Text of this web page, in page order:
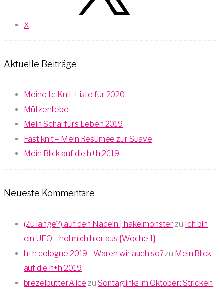
X
Aktuelle Beiträge
Meine to Knit-Liste für 2020
Mützenliebe
Mein Schal fürs Leben 2019
Fast knit – Mein Resümee zur Suave
Mein Blick auf die h+h 2019
Neueste Kommentare
(Zu lange?) auf den Nadeln | häkelmonster zu Ich bin
ein UFO – hol mich hier aus {Woche 1}
h+h cologne 2019 - Waren wir auch so? zu Mein Blick
auf die h+h 2019
brezelbutterAlice zu Sontaglinks im Oktober: Stricken